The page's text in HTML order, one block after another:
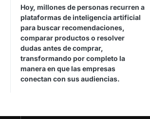
Hoy, millones de personas recurren a
plataformas de inteligencia artificial
para buscar recomendaciones,
comparar productos o resolver
dudas antes de comprar,
transformando por completo la
manera en que las empresas
conectan con sus audiencias.